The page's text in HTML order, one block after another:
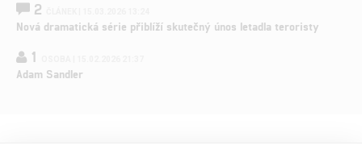
2
Nová dramatická série přiblíží skutečný únos letadla teroristy
1
Adam Sandler